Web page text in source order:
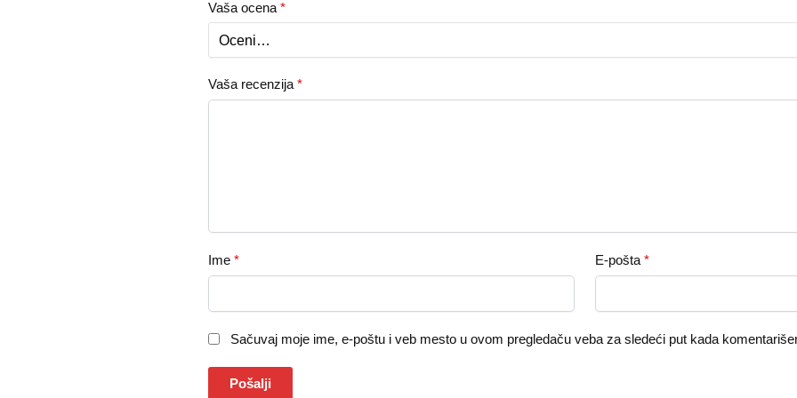
Vaša ocena *
Vaša recenzija*
Ime * E-pošta*
Sačuvaj moje ime, e-poštu i veb mesto u ovom pregledaču veba za sledeći put kada